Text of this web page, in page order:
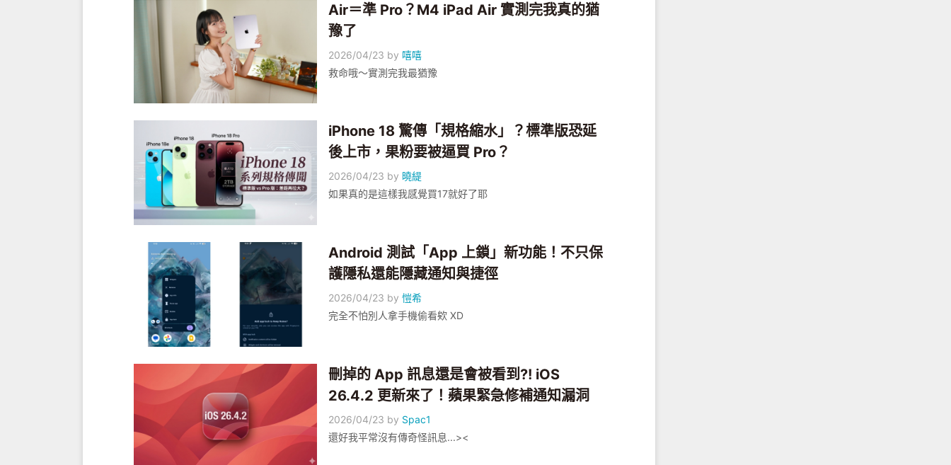
Air＝準 Pro？M4 iPad Air 實測完我真的猶
豫了
2026/04/23 by 嘻嘻
救命哦～實測完我最猶豫
iPhone 18 驚傳「規格縮水」？標準版恐延
後上市，果粉要被逼買 Pro？
2026/04/23 by 曉緹
如果真的是這樣我感覺買17就好了耶
Android 測試「App 上鎖」新功能！不只保
護隱私還能隱藏通知與捷徑
2026/04/23 by愷希
完全不怕別人拿手機偷看欸 XD
刪掉的 App 訊息還是會被看到?! iOS
26.4.2 更新來了！蘋果緊急修補通知漏洞
2026/04/23 by Spac1
還好我平常沒有傳奇怪訊息...><